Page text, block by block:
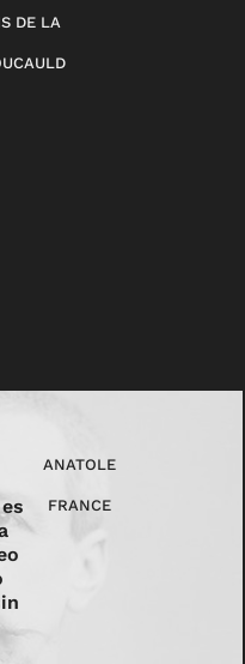
DE LA
ANATOLE
FRANCE